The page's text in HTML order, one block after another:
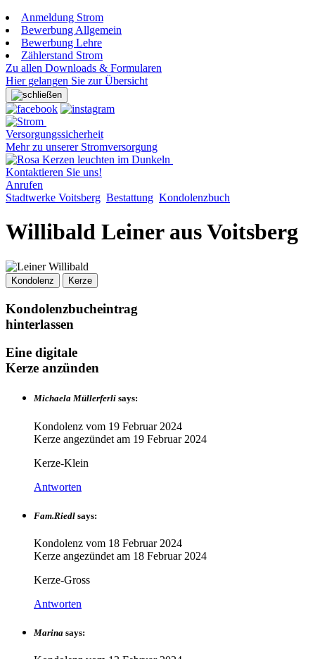
Anmeldung Strom
Bewerbung Allgemein
Bewerbung Lehre
Zählerstand Strom
Zu allen Downloads & Formularen
Hier gelangen Sie zur Übersicht
Versorgungssicherheit
Mehr zu unserer Stromversorgung
Kontaktieren Sie uns!
Anrufen
Stadtwerke Voitsberg Bestattung Kondolenzbuch
Willibald Leiner aus Voitsberg
Kondolenz Kerze
Kondolenzbucheintrag
hinterlassen
Eine digitale
Kerze anzünden
Michaela Müllerferli says:
Kondolenz vom 19 Februar 2024
Kerze angezündet am 19 Februar 2024
Kerze-Klein
Antworten
Fam.Riedl says:
Kondolenz vom 18 Februar 2024
Kerze angezündet am 18 Februar 2024
Kerze-Gross
Antworten
Marina says: